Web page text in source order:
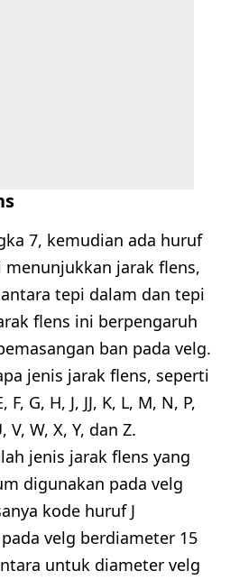
7, kemudian ada huruf
menunjukkan jarak flens,
tepi dalam dan tepi
flens ini berpengaruh
ban pada velg.
jenis jarak flens, seperti
F, G, H, J, JJ, K, L, M, N, P,
V, W, X, Y, dan Z.
jenis jarak flens yang
digunakan pada velg
kode huruf J
velg berdiameter 15
untuk diameter velg